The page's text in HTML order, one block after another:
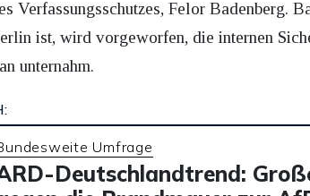
Verfassungsschutzes, Felor Badenberg.
ist, wird vorgeworfen, die internen
unternahm.
Umfrage
Deutschlandtrend: